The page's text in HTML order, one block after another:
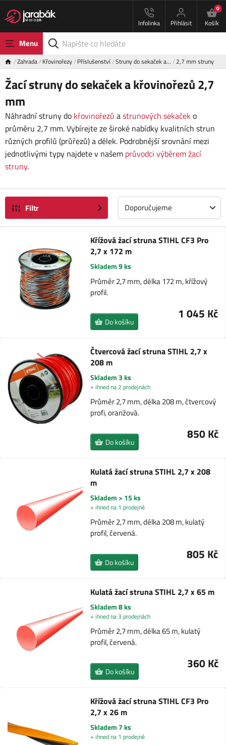
Infolinka Přihlásit
0
Košík
Menu
Zahrada Křovinořezy Příslušenství Struny do sekaček a… 2,7 mm struny
Žací struny do sekaček a křovinořezů 2,7
mm
Náhradní struny do křovinořezů astrunových sekaček o
průměru 2,7 mm. Vybírejte ze široké nabídky kvalitních strun
různých profilů (průřezů) a délek. Podrobnější srovnání mezi
jednotlivými typy najdete v našem průvodci výběrem žací
struny.
Filtr Doporučujeme
Křížová žací struna STIHL CF3 Pro
2,7 x 172 m
Skladem 9 ks
Průměr 2,7 mm, délka 172 m, křížový
profil.
1 045 Kč
Do košíku
Čtvercová žací struna STIHL 2,7 x
208 m
Skladem 3 ks
+ ihned na 2 prodejnách
Průměr 2,7 mm, délka 208 m, čtvercový
profi, oranžová.
850 Kč
Do košíku
Kulatá žací struna STIHL 2,7 x 208
m
Skladem > 15 ks
+ ihned na 1 prodejně
Průměr 2,7 mm, délka 208 m, kulatý
profil, červená.
805 Kč
Do košíku
Kulatá žací struna STIHL 2,7 x 65 m
Skladem 8 ks
+ ihned na 3 prodejnách
Průměr 2,7 mm, délka 65 m, kulatý
profil, červená.
360 Kč
Do košíku
Křížová žací struna STIHL CF3 Pro
2,7 x 26 m
Skladem 7 ks
+ ihned na 1 prodejně